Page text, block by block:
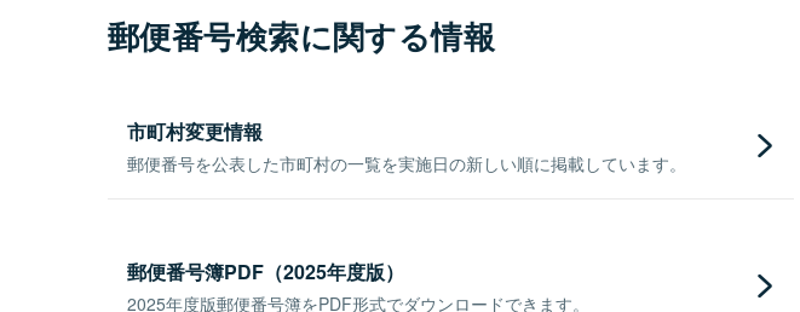
郵便番号検索に関する情報
市町村変更情報
郵便番号を公表した市町村の一覧を実施日の新しい順に掲載しています。
郵便番号簿PDF（2025年度版）
2025年度版郵便番号簿をPDF形式でダウンロードできます。